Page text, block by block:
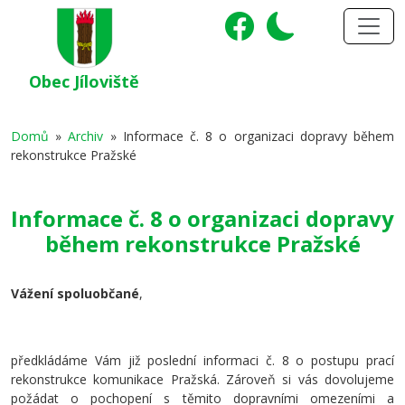
Obec Jíloviště
Domů »Archiv » Informace č. 8 o organizaci dopravy během
rekonstrukce Pražské
Informace č. 8 o organizaci dopravy
během rekonstrukce Pražské
Vážení spoluobčané,
předkládáme Vám již poslední informaci č. 8 o postupu prací
rekonstrukce komunikace Pražská. Zároveň si vás dovolujeme
požádat o pochopení s těmito dopravními omezeními a